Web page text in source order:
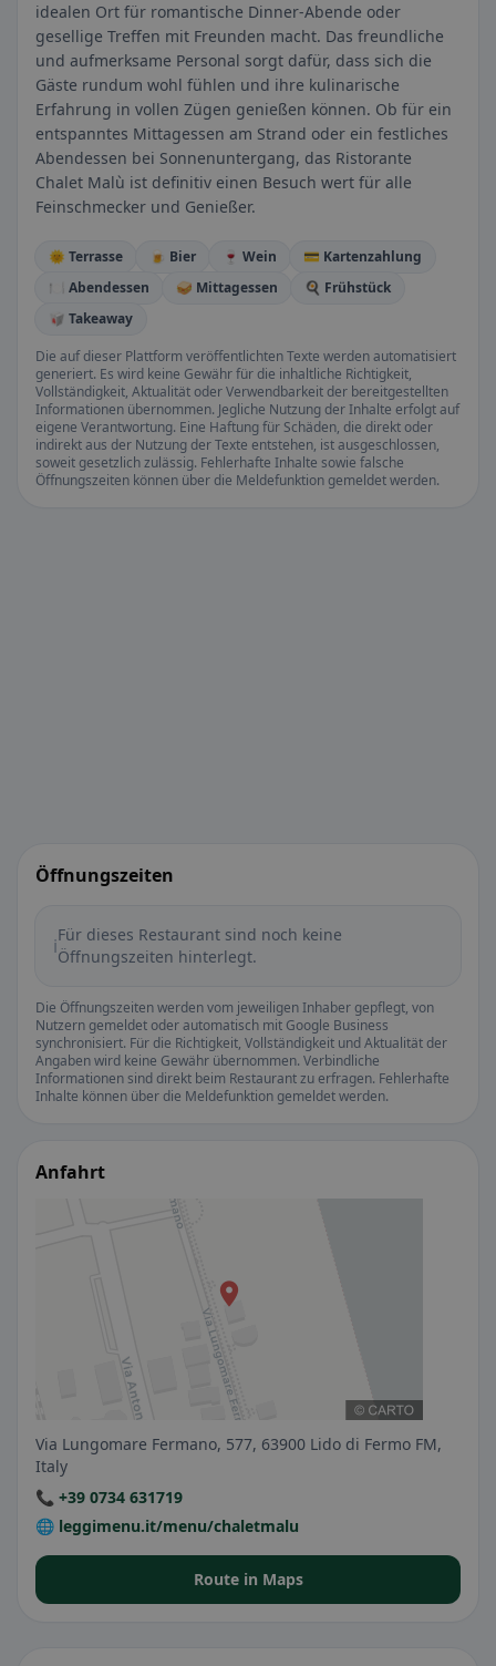
idealen Ort für romantische Dinner-Abende oder
gesellige Treffen mit Freunden macht. Das freundliche
und aufmerksame Personal sorgt dafür, dass sich die
Gäste rundum wohl fühlen und ihre kulinarische
Erfahrung in vollen Zügen genießen können. Ob für ein
entspanntes Mittagessen am Strand oder ein festliches
Abendessen bei Sonnenuntergang, das Ristorante
Chalet Malù ist definitiv einen Besuch wert für alle
Feinschmecker und Genießer.
🌞 Terrasse 🍺 Bier 🍷 Wein
💳 Kartenzahlung
🍽️ Abendessen
🥪 Mittagessen
🍳 Frühstück
🥡 Takeaway
Die auf dieser Plattform veröffentlichten Texte werden automatisiert
generiert. Es wird keine Gewähr für die inhaltliche Richtigkeit,
Vollständigkeit, Aktualität oder Verwendbarkeit der bereitgestellten
Informationen übernommen. Jegliche Nutzung der Inhalte erfolgt auf
eigene Verantwortung. Eine Haftung für Schäden, die direkt oder
indirekt aus der Nutzung der Texte entstehen, ist ausgeschlossen,
soweit gesetzlich zulässig. Fehlerhafte Inhalte sowie falsche
Öffnungszeiten können über die Meldefunktion gemeldet werden.
Öffnungszeiten
ℹ️Für dieses Restaurant sind noch keine
Öffnungszeiten hinterlegt.
Die Öffnungszeiten werden vom jeweiligen Inhaber gepflegt, von
Nutzern gemeldet oder automatisch mit Google Business
synchronisiert. Für die Richtigkeit, Vollständigkeit und Aktualität der
Angaben wird keine Gewähr übernommen. Verbindliche
Informationen sind direkt beim Restaurant zu erfragen. Fehlerhafte
Inhalte können über die Meldefunktion gemeldet werden.
Anfahrt
Via Lungomare Fermano, 577, 63900 Lido di Fermo FM,
Italy
📞 +39 0734 631719
🌐 leggimenu.it/menu/chaletmalu
Route in Maps